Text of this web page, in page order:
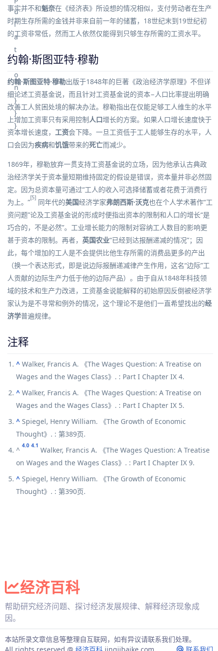
事实并不和魁奈在《经济表》所设想的情况相似，支付劳动者在生产
时期生存所需的金钱并非来自前一年的储蓄，18世纪末到19世纪初
的工资非常低，然而工人依然仅能得到只够生存所需的工资水平。
约翰·斯图亚特·穆勒
约翰·斯图亚特·穆勒出版于1848年的巨著《政治经济学原理》不但详
细论述工资基金说，而且针对工资基金说的资本−人口比率提出明确
改善工人贫困处境的解决办法。穆勒指出在仅能足够工人维生的水平
上增加工资率只有采用控制人口增长的方案。如果人口增长速度快于
资本增长速度， 工资会下降。一旦工资低于工人能够生存的水平，人
口会因为疾病和饥饿带来的死亡而减少。
1869年，穆勒放弃一贯支持工资基金说的立场，因为他承认古典政
治经济学关于资本量短期维持固定的假设是错误，资本量并非必然固
定。因为总资本量可通过“工人的收入可选择储蓄或者花费于消费行
为上。”[5] 同年代的美国经济学家弗朗西斯·沃克也在个人学术著作“工
资问题”论及工资基金说的形成时便指出资本的限制和人口的增长“是
巧合的，不是必然”。 工业增长能力的限制对容纳工人数目的影响更
甚于资本的限制。再者， 英国农业“已经到达报酬递减的情况”；因
此，每个增加的工人是不会提供比他生存所需的消费品更多的产出
（换一个表达形式，即是说边际报酬递减律产生作用，这名“边际”工
人贡献的边际生产力低于他的边际产品）。由于自从1848年科技领
域的技术和生产力改进，工资基金说能解释的初始原因反倒被经济学
家认为是不寻常和例外的情况，这个理论不是他们一直希望找出的经
济学普遍规律。
注释
^ Walker, Francis A. 《The Wages Question: A Treatise on
Wages and the Wages Class》. : Part I Chapter IX 4.
^ Walker, Francis A. 《The Wages Question: A Treatise on
Wages and the Wages Class》. : Part I Chapter IX 5.
^ Spiegel, Henry William. 《The Growth of Economic
Thought》. : 第389页.
^ 4.0 4.1 Walker, Francis A. 《The Wages Question: A Treatise
on Wages and the Wages Class》. : Part I Chapter IX 9.
^ Spiegel, Henry William. 《The Growth of Economic
Thought》. : 第390页.
经济百科
帮助研究经济问题、探讨经济发展规律、解释经济现象成
因。
本站所录文章信息等整理自互联网，如有异议请联系我们处理。